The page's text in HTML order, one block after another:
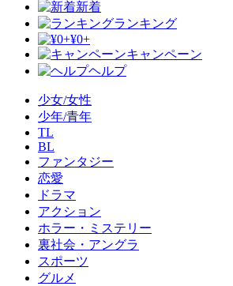
新着
ランキング
¥0+
キャンペーン
ヘルプ
少女/女性
少年/青年
TL
BL
ファンタジー
恋愛
ドラマ
アクション
ホラー・ミステリー
裏社会・アングラ
スポーツ
グルメ